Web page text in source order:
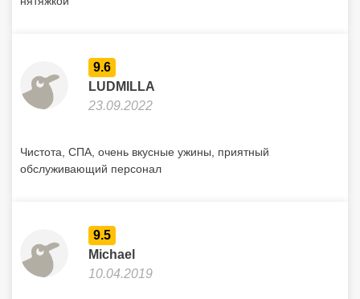
9.6
LUDMILLA
23.09.2022
Чистота, СПА, очень вкусные ужины, приятный
обслуживающий персонал
9.5
Michael
10.04.2019